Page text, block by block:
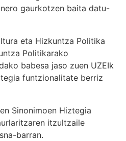
gaurkotzen baita datu-
eta Hizkuntza Politika
Politikarako
babesa jaso zuen UZEIk
funtzionalitate berriz
Sinonimoen Hiztegia
itzultzaile
barran.